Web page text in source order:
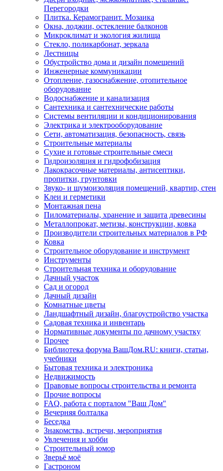
Перегородки
Плитка. Керамогранит. Мозаика
Окна, лоджии, остекление балконов
Микроклимат и экология жилища
Стекло, поликарбонат, зеркала
Лестницы
Обустройство дома и дизайн помещений
Инженерные коммуникации
Отопление, газоснабжение, отопительное
оборудование
Водоснабжение и канализация
Сантехника и сантехнические работы
Системы вентиляции и кондиционирования
Электрика и электрооборудование
Сети, автоматизация, безопасность, связь
Строительные материалы
Сухие и готовые строительные смеси
Гидроизоляция и гидрофобизация
Лакокрасочные материалы, антисептики,
пропитки, грунтовки
Звуко- и шумоизоляция помещений, квартир, стен
Клеи и герметики
Монтажная пена
Пиломатериалы, хранение и защита древесины
Металлопрокат, метизы, конструкции, ковка
Производители строительных материалов в РФ
Ковка
Строительное оборудование и инструмент
Инструменты
Строительная техника и оборудование
Дачный участок
Сад и огород
Дачный дизайн
Комнатные цветы
Ландшафтный дизайн, благоустройство участка
Садовая техника и инвентарь
Нормативные документы по дачному участку
Прочее
Библиотека форума ВашДом.RU: книги, статьи,
учебники
Бытовая техника и электроника
Недвижимость
Правовые вопросы строительства и ремонта
Прочие вопросы
FAQ, работа с порталом "Ваш Дом"
Вечерняя болталка
Беседка
Знакомства, встречи, мероприятия
Увлечения и хобби
Строительный юмор
Зверьё моё
Гастроном